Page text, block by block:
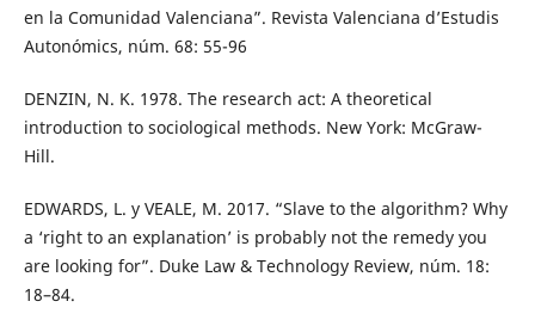
en la Comunidad Valenciana”. Revista Valenciana d’Estudis
Autonómics, núm. 68: 55-96
DENZIN, N. K. 1978. The research act: A theoretical
introduction to sociological methods. New York: McGraw-
Hill.
EDWARDS, L. y VEALE, M. 2017. “Slave to the algorithm? Why
a ‘right to an explanation’ is probably not the remedy you
are looking for”. Duke Law & Technology Review, núm. 18:
18–84.